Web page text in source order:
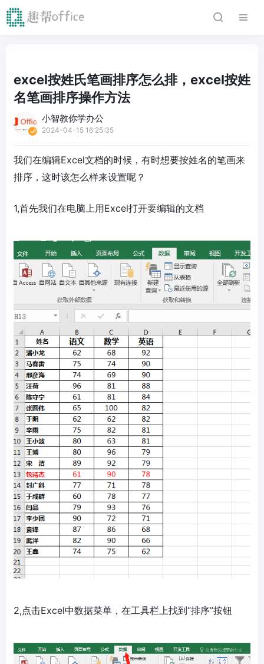
excel按姓氏笔画排序怎么排，excel按姓
名笔画排序操作方法
小智教你学办公
2024-04-15 16:25:35
我们在编辑Excel文档的时候，有时想要按姓名的笔画来
排序，这时该怎么样来设置呢？
1,首先我们在电脑上用Excel打开要编辑的文档
2,点击Excel中数据菜单，在工具栏上找到“排序”按钮